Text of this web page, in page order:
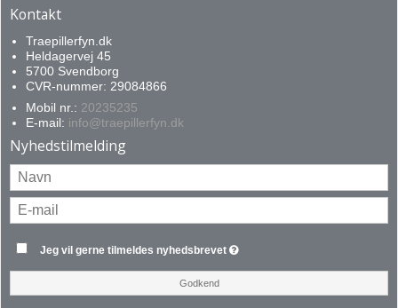
Kontakt
Traepillerfyn.dk
Heldagervej 45
5700 Svendborg
CVR-nummer: 29084866
Mobil nr.: 20235235
E-mail: info@traepillerfyn.dk
Nyhedstilmelding
Jeg vil gerne tilmeldes nyhedsbrevet
Godkend